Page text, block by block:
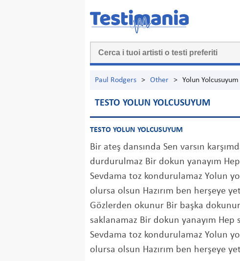
Paul Rodgers > Other > Yolun Yolcusuyum
TESTO YOLUN YOLCUSUYUM
TESTO YOLUN YOLCUSUYUM
Bir ateş dansında Sen varsın
durdurulmaz Bir dokun yanayım
Sevdama toz kondurulamaz Yolun
olursa olsun Hazırım ben herşeye
Gözlerden okunur Bir başka
saklanamaz Bir dokun yanayım Hep
Sevdama toz kondurulamaz Yolun
olursa olsun Hazırım ben herşeye